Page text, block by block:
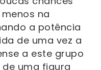
na
a potência
de uma vez a
a este grupo
uma figura